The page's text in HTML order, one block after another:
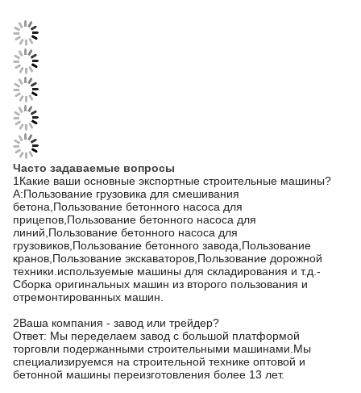
Часто задаваемые вопросы
1Какие ваши основные экспортные строительные машины?
A:Пользование грузовика для смешивания
бетона,Пользование бетонного насоса для
прицепов,Пользование бетонного насоса для
линий,Пользование бетонного насоса для
грузовиков,Пользование бетонного завода,Пользование
кранов,Пользование экскаваторов,Пользование дорожной
техники.используемые машины для складирования и т.д.-
Сборка оригинальных машин из второго пользования и
отремонтированных машин.
2Ваша компания - завод или трейдер?
Ответ: Мы переделаем завод с большой платформой
торговли подержанными строительными машинами.Мы
специализируемся на строительной технике оптовой и
бетонной машины переизготовления более 13 лет.